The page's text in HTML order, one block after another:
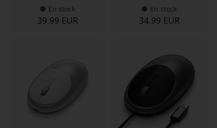
En stock
39.99 EUR
En stock
34.99 EUR